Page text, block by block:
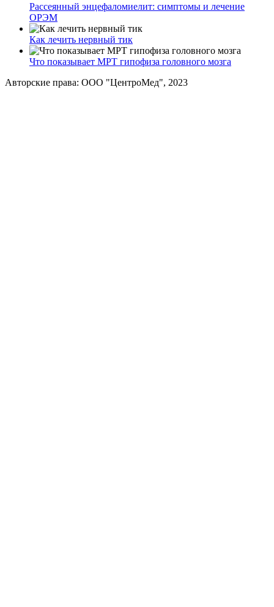
Рассеянный энцефаломиелит: симптомы и лечение
ОРЭМ
Как лечить нервный тик
Что показывает МРТ гипофиза головного мозга
Авторские права: ООО "ЦентроМед", 2023